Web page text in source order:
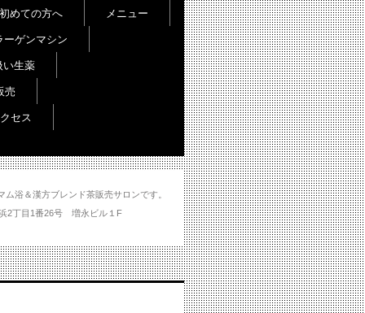
浴＆漢方ブレンド茶販売サロンです。
州浜2丁目1番26号 増永ビル１F
めての方へ メニュー
ーゲンマシン
い生薬
売
セス